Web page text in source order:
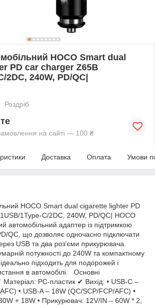
HOCO Smart dual
PD car charger Z65B
2DC, 240W, PD/QC|
Роздріб
на сайті — 100 ₴
Доставка Оплата Умови
HOCO Smart dual cigarette lighter PD
1Type-C/2DC, 240W, PD/QC| HOCO
автомобільний адаптер із підтримкою
QC, що дозволяє одночасно підключати
USB та два роз'єми прикурювача.
потужності до 240W та компактному
підходить для подорожей і
в автомобілі. Основні
Матеріал: PC-пластик ✔ Вихід: • USB-C –
• USB-A – 18W (QC/SCP/FCP/AFC) •
+ 18W • Прикурювач: 12V/IN – 60W * 2,